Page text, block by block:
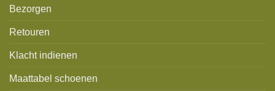
Bezorgen
Retouren
Klacht indienen
Maattabel schoenen